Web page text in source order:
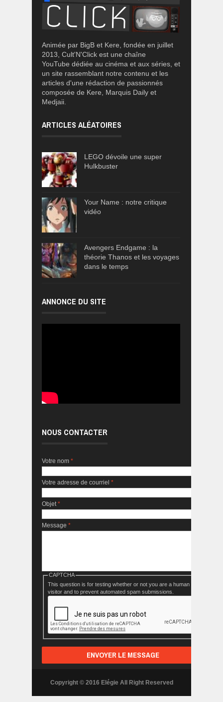
Animée par BigB et Kere, fondée en juillet
2013, Cult'N'Click est une chaîne
YouTube dédiée au cinéma et aux séries, et
un site rassemblant notre contenu et les
articles d'une rédaction de passionnés
composée de Kere, Marquis Daily et
Medjaii.
ARTICLES ALÉATOIRES
LEGO dévoile une super
Hulkbuster
Your Name : notre critique
vidéo
Avengers Endgame : la
théorie Thanos et les voyages
dans le temps
ANNONCE DU SITE
NOUS CONTACTER
Votre nom *
Votre adresse de courriel *
Objet*
Message *
CAPTCHA
This question is for testing whether or not you are a human
visitor and to prevent automated spam submissions.
Copyright © 2016 Elégie All Right Reserved